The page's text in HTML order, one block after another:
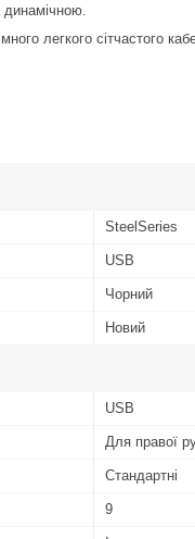
легкого сітчастого
SteelSeries
USB
Чорний
Новий
USB
Для правої
Стандартні
9